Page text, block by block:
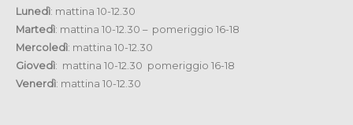
Lunedì: mattina 10-12.30
Martedì: mattina 10-12.30 – pomeriggio 16-18
Mercoledì: mattina 10-12.30
Giovedì: mattina 10-12.30 pomeriggio 16-18
Venerdì: mattina 10-12.30